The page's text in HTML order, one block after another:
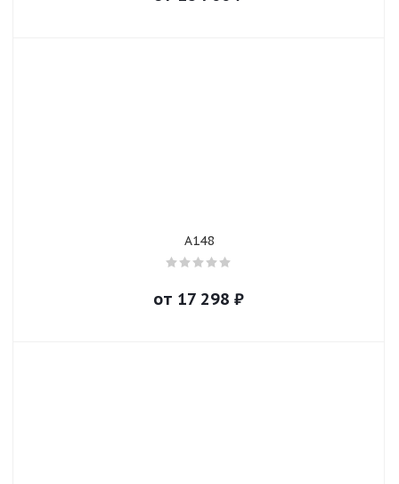
A148
от 17 298 ₽